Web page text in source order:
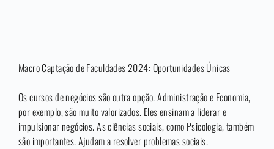
Macro Captação de Faculdades 2024: Oportunidades Únicas
Os cursos de negócios são outra opção. Administração e Economia,
por exemplo, são muito valorizados. Eles ensinam a liderar e
impulsionar negócios. As ciências sociais, como Psicologia, também
são importantes. Ajudam a resolver problemas sociais.